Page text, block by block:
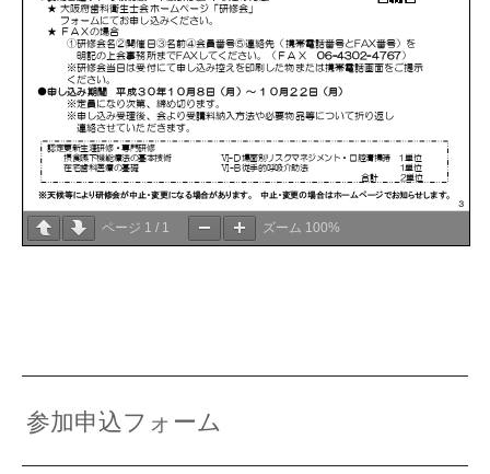
ページ 1 / 1 ズーム 100%
参加申込フォーム